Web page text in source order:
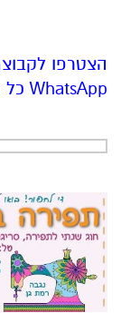
הצטרפו
WhatsApp כל החדשות לחצו כאן